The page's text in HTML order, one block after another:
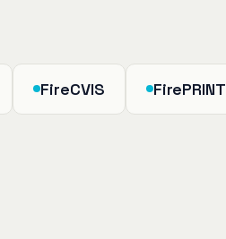
FireCVIS FirePRINT